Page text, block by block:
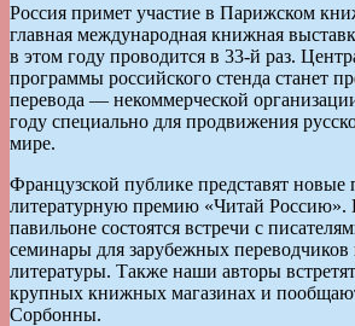
Россия примет участие в Парижском
главная международная книжная
в этом году проводится в 33-й раз.
программы российского стенда станет
перевода — некоммерческой
году специально для продвижения
мире.
Французской публике представят новые
литературную премию «Читай Россию».
павильоне состоятся встречи с
семинары для зарубежных переводчиков
литературы. Также наши авторы
крупных книжных магазинах и
Сорбонны.